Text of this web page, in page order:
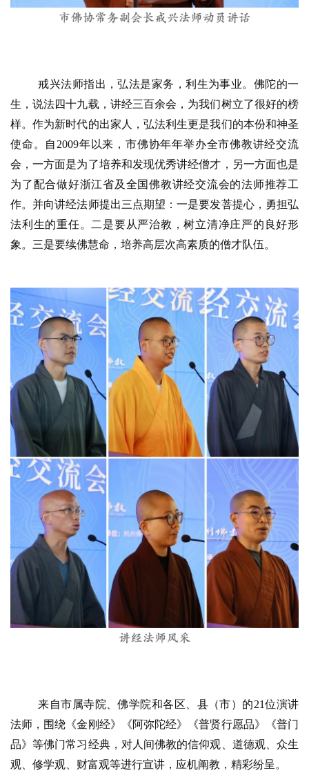
资
讯
高
僧
戒兴法师指出，弘法是家务，利生为事业。佛陀的一
生，说法四十九载，讲经三百余会，为我们树立了很好的榜
样。作为新时代的出家人，弘法利生更是我们的本份和神圣
使命。自 2009年以来，市佛协年年举办全市佛教讲经交流
会，一方面是为了培养和发现优秀讲经僧才，另一方面也是
为了配合做好浙江省及全国佛教讲经交流会的法师推荐工
作。并向讲经法师提出三点期望：一是要发菩提心，勇担弘
法利生的重任。二是要从严治教，树立清净庄严的良好形
象。三是要续佛慧命，培养高层次高素质的僧才队伍。
来自市属寺院、佛学院和各区、县（市）的21位演讲
法师，围绕《金刚经》《阿弥陀经》《普贤行愿品》《普门
品》等佛门常习经典，对人间佛教的信仰观、道德观、众生
观、修学观、财富观等进行宣讲，应机阐教，精彩纷呈。